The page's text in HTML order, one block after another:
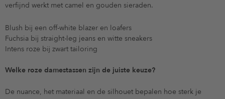
verfijnd werkt met camel en gouden sieraden.
Blush bij een off-white blazer en loafers
Fuchsia bij straight-leg jeans en witte sneakers
Intens roze bij zwart tailoring
Welke roze damestassen zijn de juiste keuze?
De nuance, het materiaal en de silhouet bepalen hoe sterk je